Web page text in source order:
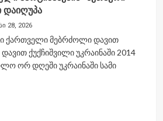
დაიღუპა
28, 2026
ქართველი მებრძოლი დავით
ქუქჩიშვილი უკრაინაში 2014
ორ დღეში უკრაინაში სამი